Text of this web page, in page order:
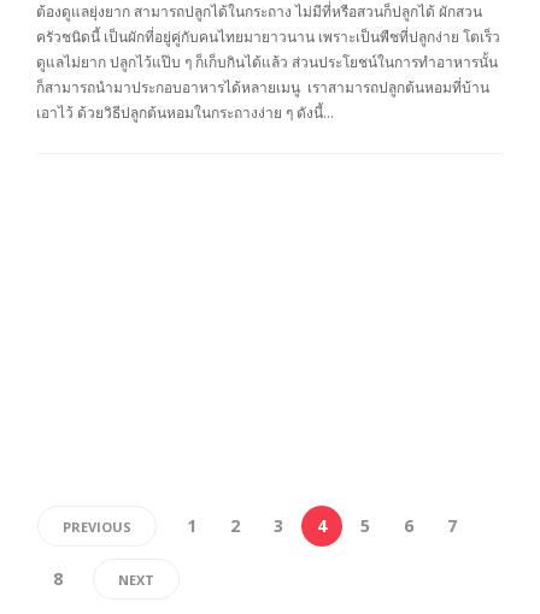
ต้องดูแลยุ่งยาก สามารถปลูกได้ในกระถาง ไม่มีที่หรือสวนก็ปลูกได้ ผักสวน
ครัวชนิดนี้ เป็นผักที่อยู่คู่กับคนไทยมายาวนาน เพราะเป็นพืชที่ปลูกง่าย โตเร็ว
ดูแลไม่ยาก ปลูกไว้แป๊บ ๆ ก็เก็บกินได้แล้ว ส่วนประโยชน์ในการทำอาหารนั้น
ก็สามารถนำมาประกอบอาหารได้หลายเมนู เราสามารถปลูกต้นหอมที่บ้าน
เอาไว้ ด้วยวิธีปลูกต้นหอมในกระถางง่าย ๆ ดังนี้…
PREVIOUS 1 2 3 4 5 6 7
8 NEXT